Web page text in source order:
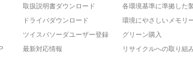
取扱説明書ダウンロード
ドライバダウンロード
ツイスパソーダユーザー登録
最新対応情報
各環境基準に準拠した
環境にやさしいメモリ
グリーン購入
リサイクルへの取り組